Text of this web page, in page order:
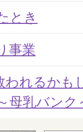
とき
事業
われるか
母乳バンク